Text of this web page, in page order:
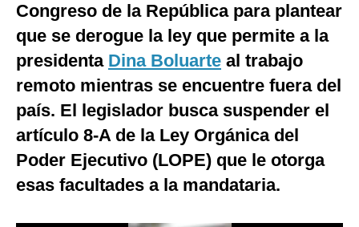
España
Internacional
Tecnología
Club del Suscriptor
Mix
Congreso de la República para plantear
que se derogue la ley que permite a la
presidenta Dina Boluarte al trabajo
remoto mientras se encuentre fuera del
país. El legislador busca suspender el
artículo 8-A de la Ley Orgánica del
Poder Ejecutivo (LOPE) que le otorga
esas facultades a la mandataria.